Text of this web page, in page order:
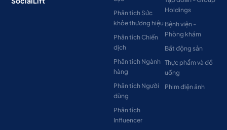
Phân tích Sức
khỏe thương hiệu
Phân tích Chiến
dịch
Phân tích Ngành
hàng
Phân tích Người
dùng
Phân tích
Influencer
Holdings
Bệnh viện -
Phòng khám
Bất động sản
Thực phẩm và đồ
uống
Phim điện ảnh